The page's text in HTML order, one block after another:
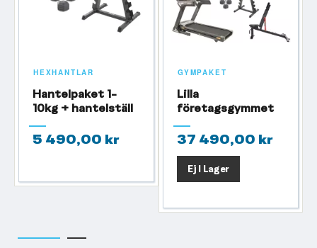
HEXHANTLAR
Hantelpaket 1-
10kg + hantelställ
5 490,00 kr
GYMPAKET
Lilla
företagsgymmet
37 490,00 kr
Ej I Lager